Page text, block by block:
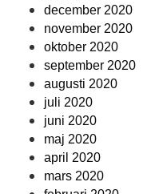
december 2020
november 2020
oktober 2020
september 2020
augusti 2020
juli 2020
juni 2020
maj 2020
april 2020
mars 2020